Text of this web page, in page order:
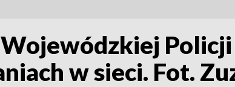
w sieci. Fot.